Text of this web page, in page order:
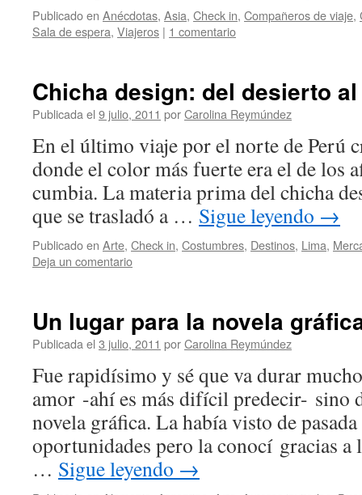
Publicado en Anécdotas, Asia, Check in, Compañeros de viaje,
Sala de espera, Viajeros | 1 comentario
Chicha design: del desierto
Publicada el 9 julio, 2011 porCarolina Reymúndez
En el último viaje por el norte de Perú
donde el color más fuerte era el de los
cumbia. La materia prima del chicha
que se trasladó a … Sigue leyendo →
Publicado en Arte, Check in, Costumbres, Destinos, Lima,
Deja un comentario
Un lugar para la novela
Publicada el 3 julio, 2011 porCarolina Reymúndez
Fue rapidísimo y sé que va durar
amor -ahí es más difícil predecir- sino
novela gráfica. La había visto de
oportunidades pero la conocí gracias
… Sigue leyendo →